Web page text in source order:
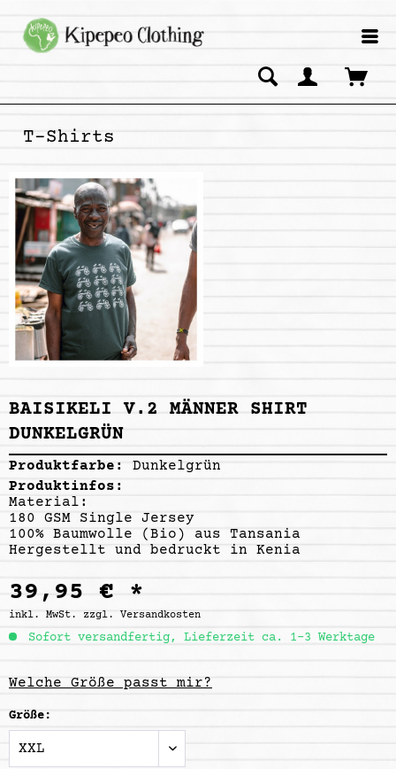
T-Shirts
BAISIKELI V.2 MÄNNER SHIRT
DUNKELGRÜN
Produktfarbe: Dunkelgrün
Produktinfos:
Material:
180 GSM Single Jersey
100% Baumwolle (Bio) aus Tansania
Hergestellt und bedruckt in Kenia
39,95 € *
inkl. MwSt. zzgl. Versandkosten
Sofort versandfertig, Lieferzeit ca. 1-3 Werktage
Welche Größe passt mir?
Größe: